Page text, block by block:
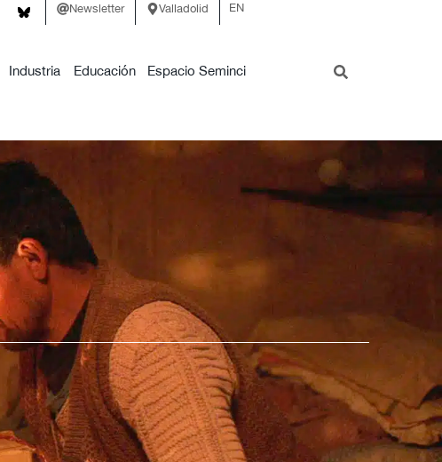
Newsletter Valladolid EN
Industria Educación Espacio Seminci